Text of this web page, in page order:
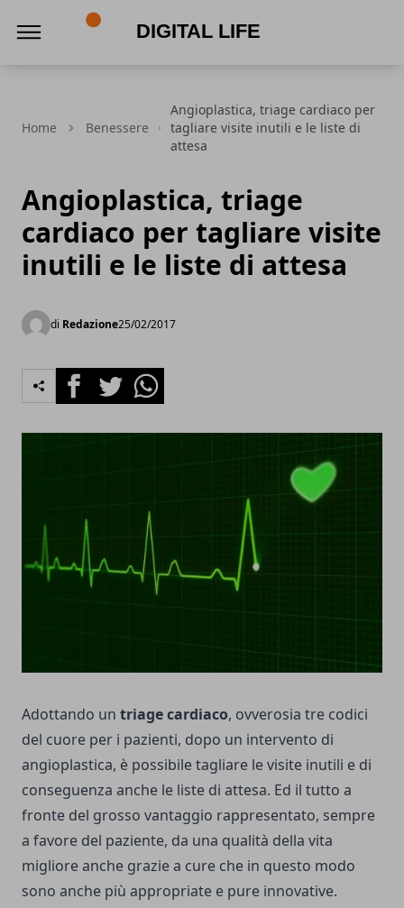
Home Benessere
Angioplastica, triage cardiaco per
tagliare visite inutili e le liste di
attesa
Angioplastica, triage
cardiaco per tagliare visite
inutili e le liste di attesa
di Redazione25/02/2017
FacebookTwitterWhatsapp
Adottando un triage cardiaco, ovverosia tre codici
del cuore per i pazienti, dopo un intervento di
angioplastica, è possibile tagliare le visite inutili e di
conseguenza anche le liste di attesa. Ed il tutto a
fronte del grosso vantaggio rappresentato, sempre
a favore del paziente, da una qualità della vita
migliore anche grazie a cure che in questo modo
sono anche più appropriate e pure innovative.